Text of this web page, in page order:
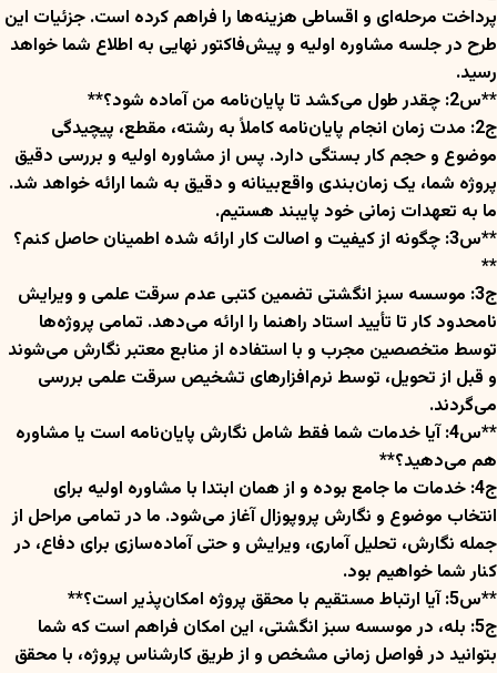
پرداخت مرحله‌ای و اقساطی هزینه‌ها را فراهم کرده است. جزئیات این
طرح در جلسه مشاوره اولیه و پیش‌فاکتور نهایی به اطلاع شما خواهد
رسید.
**س2: چقدر طول می‌کشد تا پایان‌نامه من آماده شود؟**
ج2: مدت زمان انجام پایان‌نامه کاملاً به رشته، مقطع، پیچیدگی
موضوع و حجم کار بستگی دارد. پس از مشاوره اولیه و بررسی دقیق
پروژه شما، یک زمان‌بندی واقع‌بینانه و دقیق به شما ارائه خواهد شد.
ما به تعهدات زمانی خود پایبند هستیم.
**س3: چگونه از کیفیت و اصالت کار ارائه شده اطمینان حاصل کنم؟
**
ج3: موسسه سبز انگشتی تضمین کتبی عدم سرقت علمی و ویرایش
نامحدود کار تا تأیید استاد راهنما را ارائه می‌دهد. تمامی پروژه‌ها
توسط متخصصین مجرب و با استفاده از منابع معتبر نگارش می‌شوند
و قبل از تحویل، توسط نرم‌افزارهای تشخیص سرقت علمی بررسی
می‌گردند.
**س4: آیا خدمات شما فقط شامل نگارش پایان‌نامه است یا مشاوره
هم می‌دهید؟**
ج4: خدمات ما جامع بوده و از همان ابتدا با مشاوره اولیه برای
انتخاب موضوع و نگارش پروپوزال آغاز می‌شود. ما در تمامی مراحل از
جمله نگارش، تحلیل آماری، ویرایش و حتی آماده‌سازی برای دفاع، در
کنار شما خواهیم بود.
**س5: آیا ارتباط مستقیم با محقق پروژه امکان‌پذیر است؟**
ج5: بله، در موسسه سبز انگشتی، این امکان فراهم است که شما
بتوانید در فواصل زمانی مشخص و از طریق کارشناس پروژه، با محقق